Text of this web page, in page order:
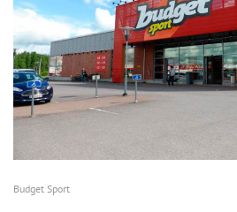
Budget Sport